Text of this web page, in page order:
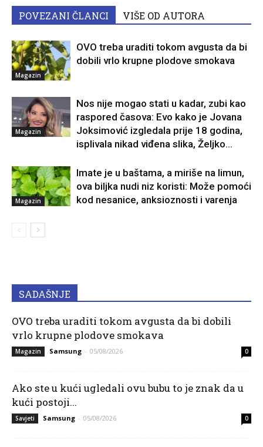
POVEZANI ČLANCI VIŠE OD AUTORA
Magazin
OVO treba uraditi tokom avgusta da bi
dobili vrlo krupne plodove smokava
Magazin
Nos nije mogao stati u kadar, zubi kao
raspored časova: Evo kako je Jovana
Joksimović izgledala prije 18 godina,
isplivala nikad viđena slika, Željko...
Magazin
Imate je u baštama, a miriše na limun,
ova biljka nudi niz koristi: Može pomoći
kod nesanice, anksioznosti i varenja
SADAŠNJE
OVO treba uraditi tokom avgusta da bi dobili
vrlo krupne plodove smokava
Magazin Samsung - 05/08/2026 0
Ako ste u kući ugledali ovu bubu to je znak da u
kući postoji...
Savjeti Samsung - 05/08/2026 0